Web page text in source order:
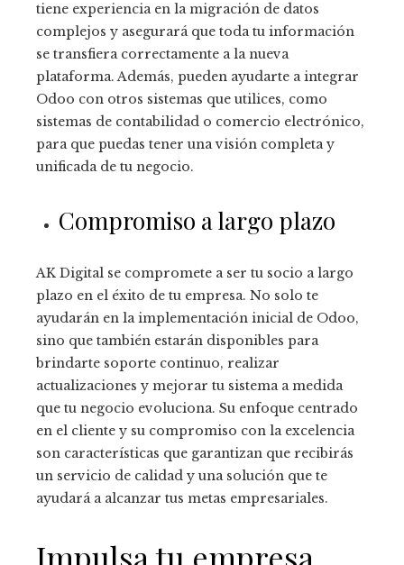
tiene experiencia en la migración de datos
complejos y asegurará que toda tu información
se transfiera correctamente a la nueva
plataforma. Además, pueden ayudarte a integrar
Odoo con otros sistemas que utilices, como
sistemas de contabilidad o comercio electrónico,
para que puedas tener una visión completa y
unificada de tu negocio.
Compromiso a largo plazo
AK Digital se compromete a ser tu socio a largo
plazo en el éxito de tu empresa. No solo te
ayudarán en la implementación inicial de Odoo,
sino que también estarán disponibles para
brindarte soporte continuo, realizar
actualizaciones y mejorar tu sistema a medida
que tu negocio evoluciona. Su enfoque centrado
en el cliente y su compromiso con la excelencia
son características que garantizan que recibirás
un servicio de calidad y una solución que te
ayudará a alcanzar tus metas empresariales.